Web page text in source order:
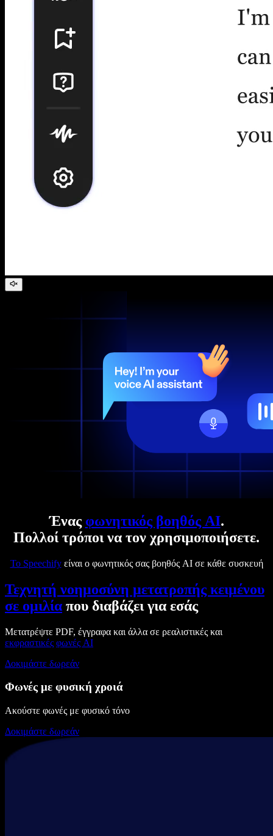
Ένας φωνητικός βοηθός AI.
Πολλοί τρόποι να τον χρησιμοποιήσετε.
Το Speechifyείναι ο φωνητικός σας βοηθός AI σε κάθε συσκευή
Τεχνητή νοημοσύνη μετατροπής κειμένου
σε ομιλία που διαβάζει για εσάς
Μετατρέψτε PDF, έγγραφα και άλλα σε ρεαλιστικές και
εκφραστικές φωνές AI
Δοκιμάστε δωρεάν
Φωνές με φυσική χροιά
Ακούστε φωνές με φυσικό τόνο
Δοκιμάστε δωρεάν